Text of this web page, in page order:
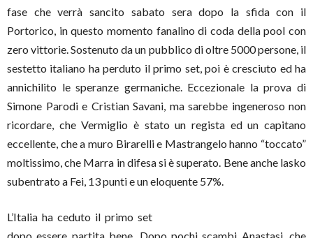
fase che verrà sancito sabato sera dopo la sfida con il
Portorico, in questo momento fanalino di coda della pool con
zero vittorie. Sostenuto da un pubblico di oltre 5000 persone, il
sestetto italiano ha perduto il primo set, poi è cresciuto ed ha
annichilito le speranze germaniche. Eccezionale la prova di
Simone Parodi e Cristian Savani, ma sarebbe ingeneroso non
ricordare, che Vermiglio è stato un regista ed un capitano
eccellente, che a muro Birarelli e Mastrangelo hanno “toccato”
moltissimo, che Marra in difesa si è superato. Bene anche lasko
subentrato a Fei, 13 punti e un eloquente 57%.
L’Italia ha ceduto il primo set